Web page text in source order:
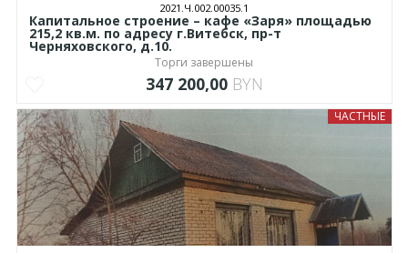
2021.Ч.002.00035.1
Капитальное строение – кафе «Заря» площадью
215,2 кв.м. по адресу г.Витебск, пр-т
Черняховского, д.10.
Торги завершены
347 200,00 BYN
ЧАСТНЫЕ